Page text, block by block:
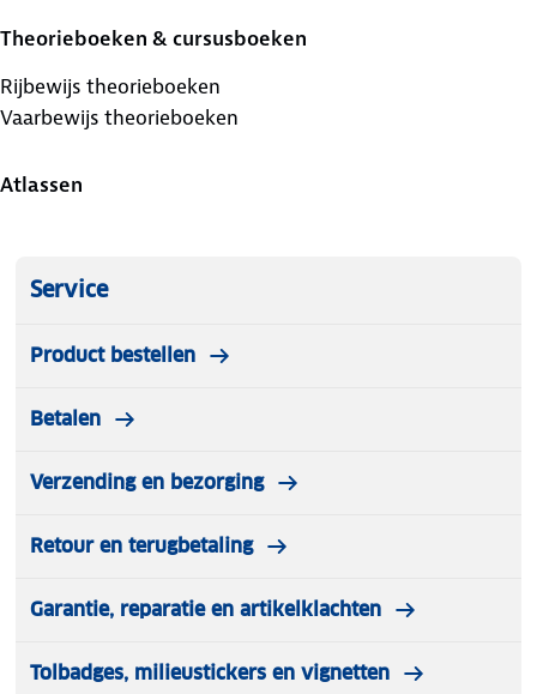
Theorieboeken & cursusboeken
Rijbewijs theorieboeken
Vaarbewijs theorieboeken
Atlassen
Service
Product bestellen
Betalen
Verzending en bezorging
Retour en terugbetaling
Garantie, reparatie en artikelklachten
Tolbadges, milieustickers en vignetten